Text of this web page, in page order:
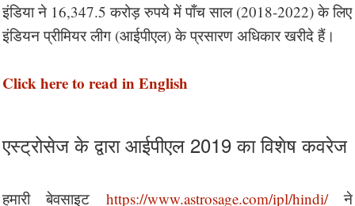
इंडिया ने 16,347.5 करोड़ रुपये में पाँच साल (2018-2022) के लिए
इंडियन प्रीमियर लीग (आईपीएल) के प्रसारण अधिकार खरीदे हैं।
Click here to read in English
एस्ट्रोसेज के द्वारा आईपीएल 2019 का विशेष कवरेज
हमारी बेवसाइट https://www.astrosage.com/ipl/hindi/ने